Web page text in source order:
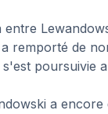
remporté de
poursuivie
a